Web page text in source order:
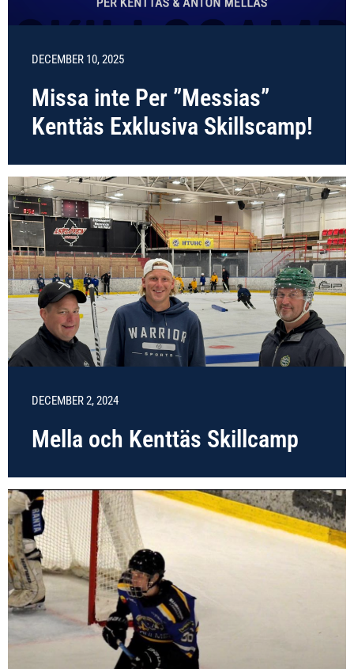
DECEMBER 10, 2025
Missa inte Per ”Messias”
Kenttäs Exklusiva Skillscamp!
DECEMBER 2, 2024
Mella och Kenttäs Skillcamp